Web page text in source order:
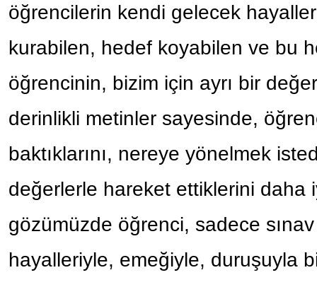
öğrencilerin kendi gelecek
kurabilen, hedef koyabilen ve bu
öğrencinin, bizim için ayrı bir
derinlikli metinler sayesinde,
baktıklarını, nereye yönelmek
değerlerle hareket ettiklerini daha
gözümüzde öğrenci, sadece
hayalleriyle, emeğiyle, duruşuyla